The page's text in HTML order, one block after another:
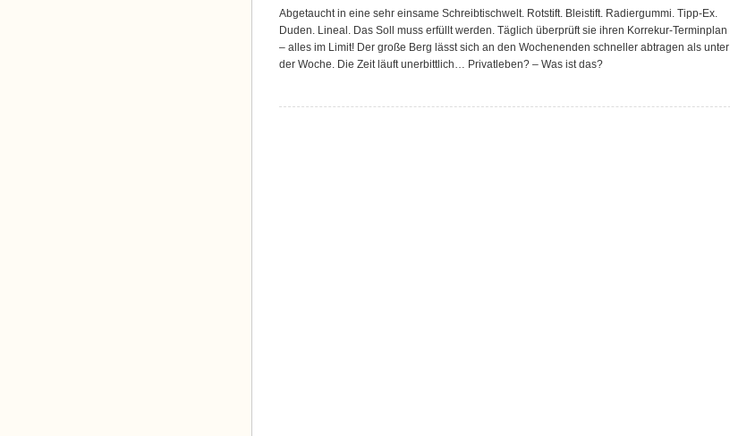
Abgetaucht in eine sehr einsame Schreibtischwelt. Rotstift. Bleistift. Radiergummi. Tipp-Ex.
Duden. Lineal. Das Soll muss erfüllt werden. Täglich überprüft sie ihren Korrekur-Terminplan
– alles im Limit! Der große Berg lässt sich an den Wochenenden schneller abtragen als unter
der Woche. Die Zeit läuft unerbittlich… Privatleben? – Was ist das?